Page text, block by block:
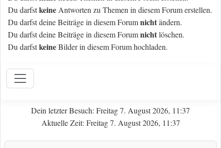
Du darfstkeine Antworten zu Themen in diesem Forum erstellen.
Du darfst deine Beiträge in diesem Forumnichtändern.
Du darfst deine Beiträge in diesem Forumnichtlöschen.
Du darfstkeineBilder in diesem Forum hochladen.
Dein letzter Besuch: Freitag 7. August 2026, 11:37
Aktuelle Zeit: Freitag 7. August 2026, 11:37